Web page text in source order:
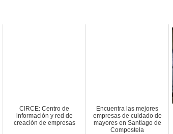
CIRCE: Centro de
información y red de
creación de empresas
Encuentra las mejores
empresas de cuidado de
mayores en Santiago de
Compostela